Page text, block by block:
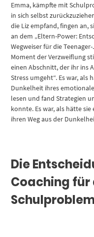
Emma, kämpfte mit
in sich selbst
die Liz empfand, fingen an,
an dem „Eltern-Power:
Wegweiser für die
Moment der Verzweiflung
einen Abschnitt, der ihr ins
Stress umgeht“. Es war, als
Dunkelheit ihres
lesen und fand Strategien
konnte. Es war, als hätte
ihren Weg aus der
Die
Coaching für